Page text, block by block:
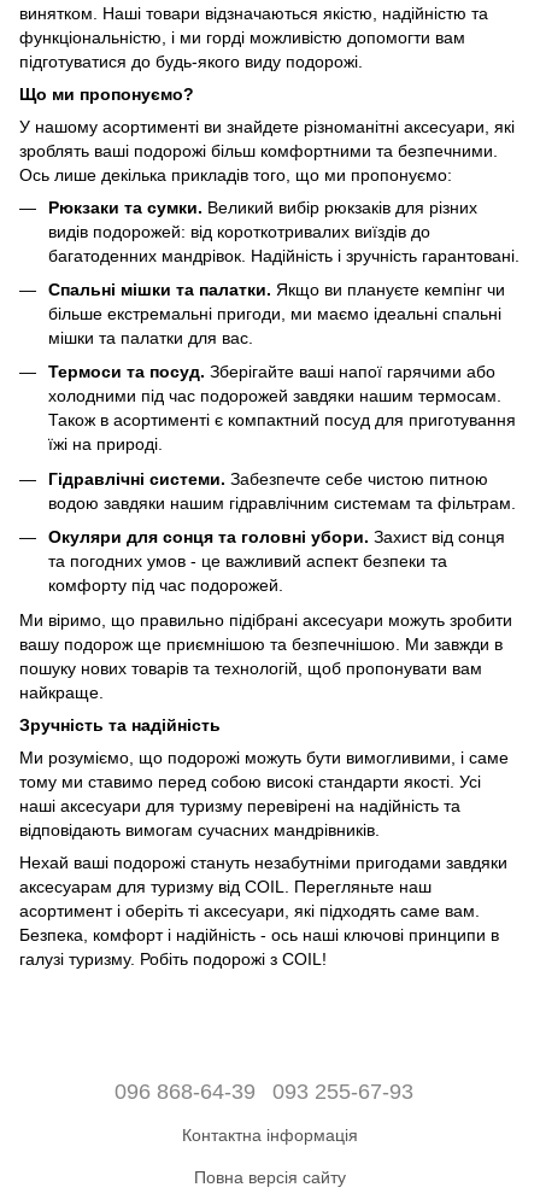
винятком. Наші товари відзначаються якістю, надійністю та
функціональністю, і ми горді можливістю допомогти вам
підготуватися до будь-якого виду подорожі.
Що ми пропонуємо?
У нашому асортименті ви знайдете різноманітні аксесуари, які
зроблять ваші подорожі більш комфортними та безпечними.
Ось лише декілька прикладів того, що ми пропонуємо:
Рюкзаки та сумки. Великий вибір рюкзаків для різних
видів подорожей: від короткотривалих виїздів до
багатоденних мандрівок. Надійність і зручність гарантовані.
Спальні мішки та палатки. Якщо ви плануєте кемпінг чи
більше екстремальні пригоди, ми маємо ідеальні спальні
мішки та палатки для вас.
Термоси та посуд. Зберігайте ваші напої гарячими або
холодними під час подорожей завдяки нашим термосам.
Також в асортименті є компактний посуд для приготування
їжі на природі.
Гідравлічні системи. Забезпечте себе чистою питною
водою завдяки нашим гідравлічним системам та фільтрам.
Окуляри для сонця та головні убори. Захист від сонця
та погодних умов - це важливий аспект безпеки та
комфорту під час подорожей.
Ми віримо, що правильно підібрані аксесуари можуть зробити
вашу подорож ще приємнішою та безпечнішою. Ми завжди в
пошуку нових товарів та технологій, щоб пропонувати вам
найкраще.
Зручність та надійність
Ми розуміємо, що подорожі можуть бути вимогливими, і саме
тому ми ставимо перед собою високі стандарти якості. Усі
наші аксесуари для туризму перевірені на надійність та
відповідають вимогам сучасних мандрівників.
Нехай ваші подорожі стануть незабутніми пригодами завдяки
аксесуарам для туризму від COIL. Перегляньте наш
асортимент і оберіть ті аксесуари, які підходять саме вам.
Безпека, комфорт і надійність - ось наші ключові принципи в
галузі туризму. Робіть подорожі з COIL!
096 868-64-39 093 255-67-93
Контактна інформація
Повна версія сайту